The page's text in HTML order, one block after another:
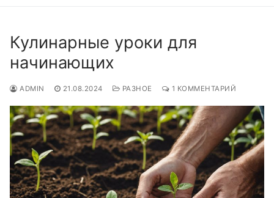
Кулинарные уроки для
начинающих
ADMIN 21.08.2024 РАЗНОЕ 1 КОММЕНТАРИЙ